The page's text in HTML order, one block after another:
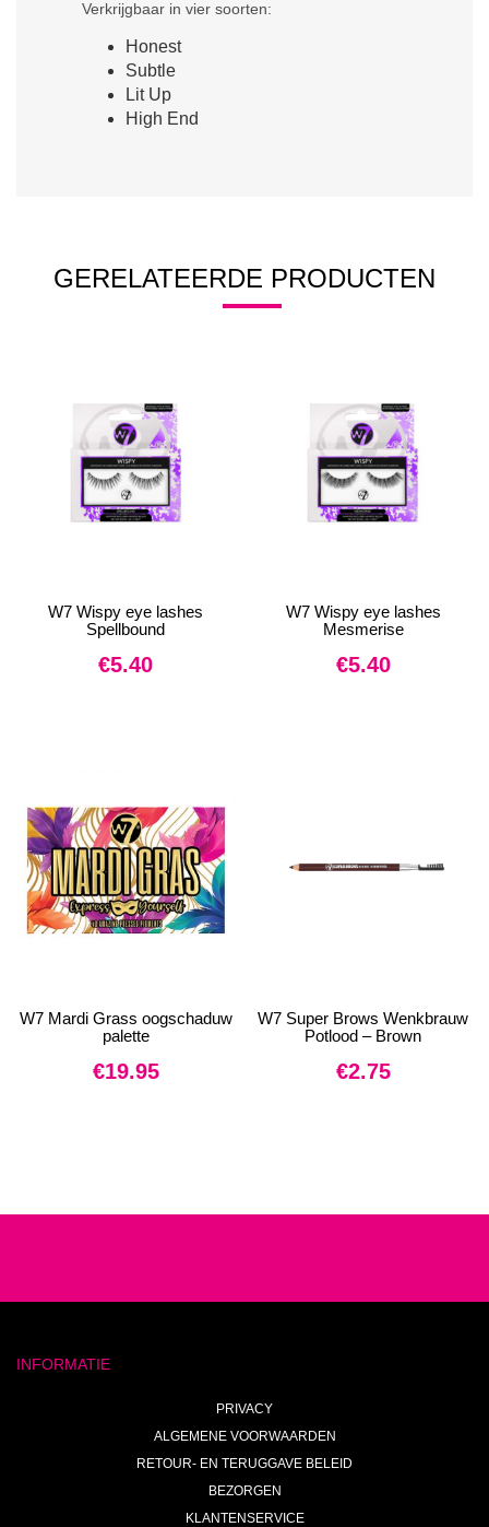
Verkrijgbaar in vier soorten:
Honest
Subtle
Lit Up
High End
GERELATEERDE PRODUCTEN
W7 Wispy eye lashes
Spellbound
€5.40
W7 Wispy eye lashes
Mesmerise
€5.40
W7 Mardi Grass oogschaduw
palette
€19.95
W7 Super Brows Wenkbrauw
Potlood – Brown
€2.75
INFORMATIE
PRIVACY
ALGEMENE VOORWAARDEN
RETOUR- EN TERUGGAVE BELEID
BEZORGEN
KLANTENSERVICE